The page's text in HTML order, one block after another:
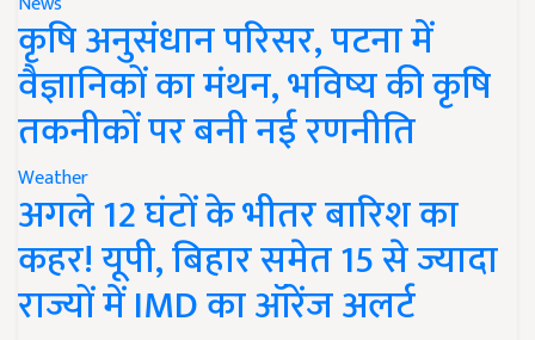
कृषि अनुसंधान परिसर, पटना में
वैज्ञानिकों का मंथन, भविष्य की कृषि
तकनीकों पर बनी नई रणनीति
Weather
अगले 12 घंटों के भीतर बारिश का
कहर! यूपी, बिहार समेत 15 से ज्यादा
राज्यों में IMD का ऑरेंज अलर्ट